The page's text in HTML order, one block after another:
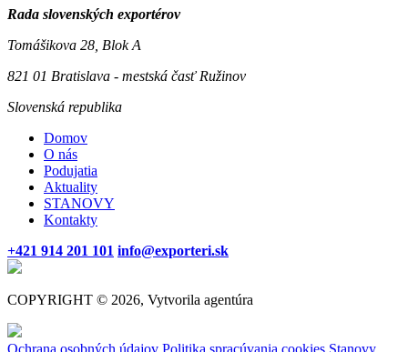
Rada slovenských exportérov
Tomášikova 28, Blok A
821 01 Bratislava - mestská časť Ružinov
Slovenská republika
Domov
O nás
Podujatia
Aktuality
STANOVY
Kontakty
+421 914 201 101 info@exporteri.sk
COPYRIGHT © 2026, Vytvorila agentúra